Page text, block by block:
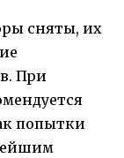
сняты, их
При
попытки